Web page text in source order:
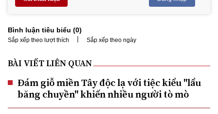
Bình luận tiêu biểu (0)
Sắp xếp theo lượt thích | Sắp xếp theo ngày
BÀI VIẾT LIÊN QUAN
Đám giỗ miền Tây độc lạ với tiệc kiểu "lẩu
băng chuyền" khiến nhiều người tò mò